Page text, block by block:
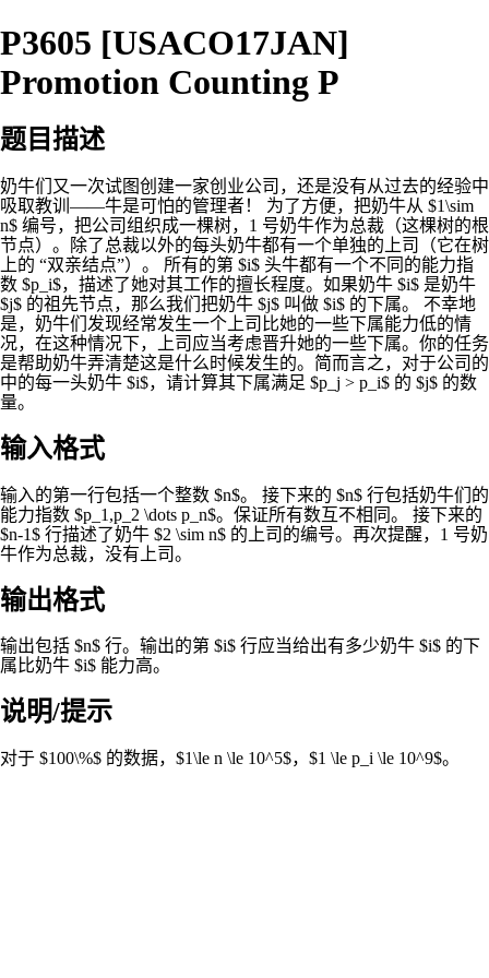
P3605 [USACO17JAN]
Promotion Counting P
题目描述
奶牛们又一次试图创建一家创业公司，还是没有从过去的经验中
吸取教训——牛是可怕的管理者！ 为了方便，把奶牛从 $1\sim
n$ 编号，把公司组织成一棵树，1 号奶牛作为总裁（这棵树的根
节点）。除了总裁以外的每头奶牛都有一个单独的上司（它在树
上的 “双亲结点”）。 所有的第 $i$ 头牛都有一个不同的能力指
数 $p_i$，描述了她对其工作的擅长程度。如果奶牛 $i$ 是奶牛
$j$ 的祖先节点，那么我们把奶牛 $j$ 叫做 $i$ 的下属。 不幸地
是，奶牛们发现经常发生一个上司比她的一些下属能力低的情
况，在这种情况下，上司应当考虑晋升她的一些下属。你的任务
是帮助奶牛弄清楚这是什么时候发生的。简而言之，对于公司的
中的每一头奶牛 $i$，请计算其下属满足 $p_j > p_i$ 的 $j$ 的数
量。
输入格式
输入的第一行包括一个整数 $n$。 接下来的 $n$ 行包括奶牛们的
能力指数 $p_1,p_2 \dots p_n$。保证所有数互不相同。 接下来的
$n-1$ 行描述了奶牛 $2 \sim n$ 的上司的编号。再次提醒，1 号奶
牛作为总裁，没有上司。
输出格式
输出包括 $n$ 行。输出的第 $i$ 行应当给出有多少奶牛 $i$ 的下
属比奶牛 $i$ 能力高。
说明/提示
对于 $100\%$ 的数据，$1\le n \le 10^5$，$1 \le p_i \le 10^9$。